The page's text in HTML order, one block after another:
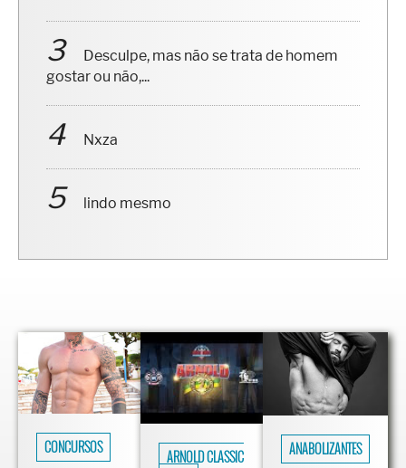
Desculpe, mas não se trata de homem
gostar ou não,...
Nxza
lindo mesmo
CONCURSOS
ARNOLD CLASSIC
ANABOLIZANTES